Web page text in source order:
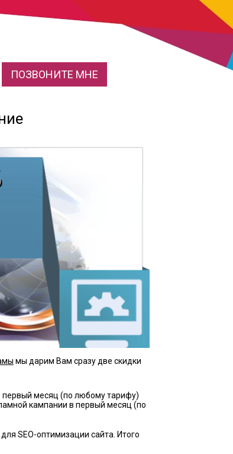
ПОЗВОНИТЕ МНЕ
мы дарим Вам сразу две скидки
первый месяц (по любому тарифу)
кампании в первый месяц (по
для SEO-оптимизации сайта. Итого